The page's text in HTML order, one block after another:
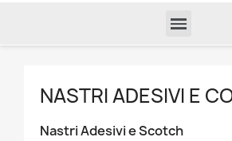
NASTRI ADESIVI E
Nastri Adesivi e Scotch